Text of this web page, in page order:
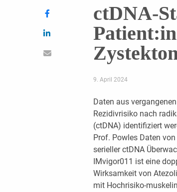
ctDNA-
9. April 2024
Daten aus
Rezidivrisiko nach
(ctDNA) identifiziert
Prof. Powles Daten
serieller ctDNA
IMvigor011 ist eine
Wirksamkeit von
mit Hochrisiko-